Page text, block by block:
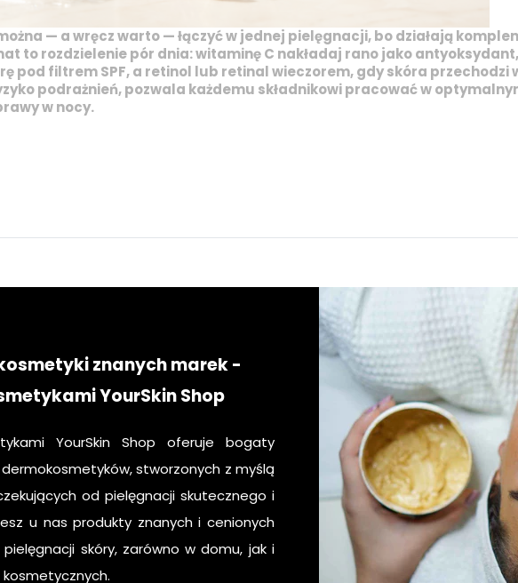
— a wręcz warto — łączyć w jednej pielęgnacji, bo działają
to rozdzielenie pór dnia:witaminę C nakładaj rano jako
pod filtrem SPF, a retinol lub retinalwieczorem, gdy skóra przechodzi
podrażnień, pozwala każdemu składnikowi pracować w
w nocy.
znanych marek -
YourSkin Shop
YourSkin Shop oferuje bogaty
stworzonych z myślą
od pielęgnacji skutecznego i
u nas produkty znanych i cenionych
skóry, zarówno w domu, jak i